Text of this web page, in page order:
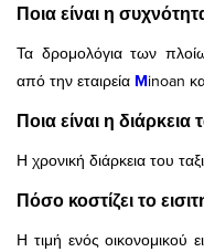
Ποια είναι η
Τα δρομολόγια των
από την εταιρεία Minoan
Ποια είναι η διάρκεια
Η χρονική διάρκεια του
Πόσο κοστίζει το
Η τιμή ενός οικονομικού